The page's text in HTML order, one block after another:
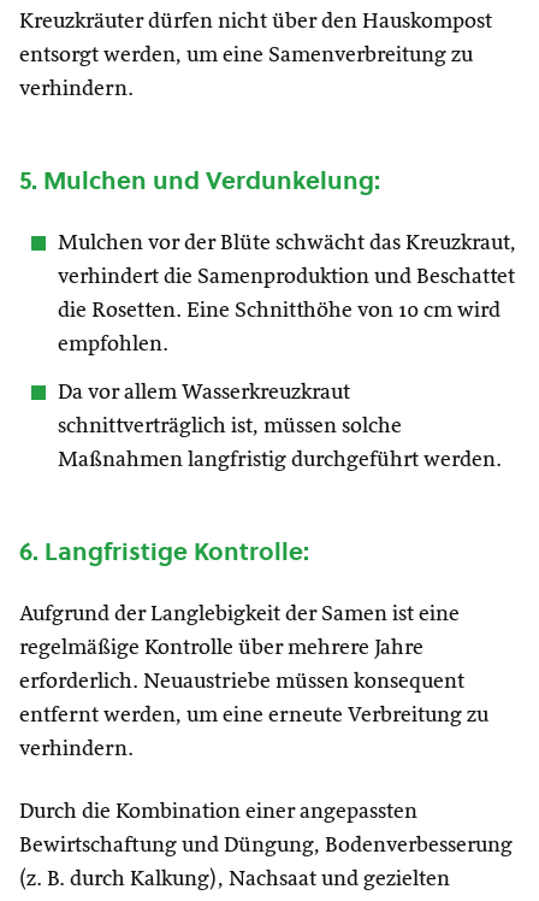
Kreuzkräuter dürfen nicht über den Hauskompost
entsorgt werden, um eine Samenverbreitung zu
verhindern.
5. Mulchen und Verdunkelung:
Mulchen vor der Blüte schwächt das Kreuzkraut,
verhindert die Samenproduktion und Beschattet
die Rosetten. Eine Schnitthöhe von 10 cm wird
empfohlen.
Da vor allem Wasserkreuzkraut
schnittverträglich ist, müssen solche
Maßnahmen langfristig durchgeführt werden.
6. Langfristige Kontrolle:
Aufgrund der Langlebigkeit der Samen ist eine
regelmäßige Kontrolle über mehrere Jahre
erforderlich. Neuaustriebe müssen konsequent
entfernt werden, um eine erneute Verbreitung zu
verhindern.
Durch die Kombination einer angepassten
Bewirtschaftung und Düngung, Bodenverbesserung
(z. B. durch Kalkung), Nachsaat und gezielten